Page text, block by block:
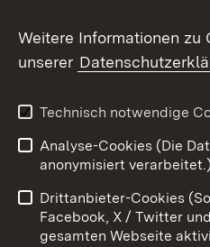
Social Wall
X / Twitter
Youtube
Benutzungshinweise
Datenschutz
Weitere Informationen zu
unserer
Technisch notwendige
Analyse-Cookies (Die
anonymisiert verarbeitet.)
Drittanbieter-Cookies
Facebook, X / Twitter
gesamten Webseite